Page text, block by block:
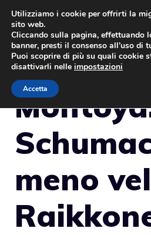
Vai
contenuto
meno
Utilizziamo i cookie per offrirti la
sito web.
Cliccando sulla pagina, effettuando
banner, presti il consenso all’uso di
Puoi scoprire di più su quali cookie
disattivarli nelle impostazioni
Accetta